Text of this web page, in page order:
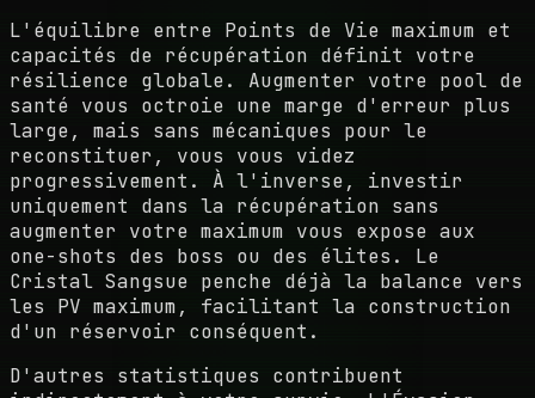
L'équilibre entre Points de Vie maximum et
capacités de récupération définit votre
résilience globale. Augmenter votre pool de
santé vous octroie une marge d'erreur plus
large, mais sans mécaniques pour le
reconstituer, vous vous videz
progressivement. À l'inverse, investir
uniquement dans la récupération sans
augmenter votre maximum vous expose aux
one-shots des boss ou des élites. Le
Cristal Sangsue penche déjà la balance vers
les PV maximum, facilitant la construction
d'un réservoir conséquent.
D'autres statistiques contribuent